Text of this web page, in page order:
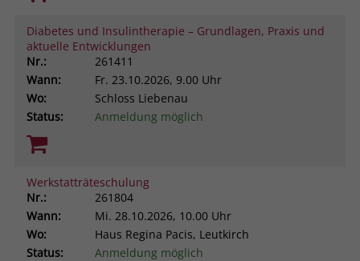
Diabetes und Insulintherapie – Grundlagen, Praxis und
aktuelle Entwicklungen
Nr.:
261411
Wann:
Fr. 23.10.2026, 9.00 Uhr
Wo:
Schloss Liebenau
Status:
Anmeldung möglich
Werkstatträteschulung
Nr.:
261804
Wann:
Mi. 28.10.2026, 10.00 Uhr
Wo:
Haus Regina Pacis, Leutkirch
Status:
Anmeldung möglich